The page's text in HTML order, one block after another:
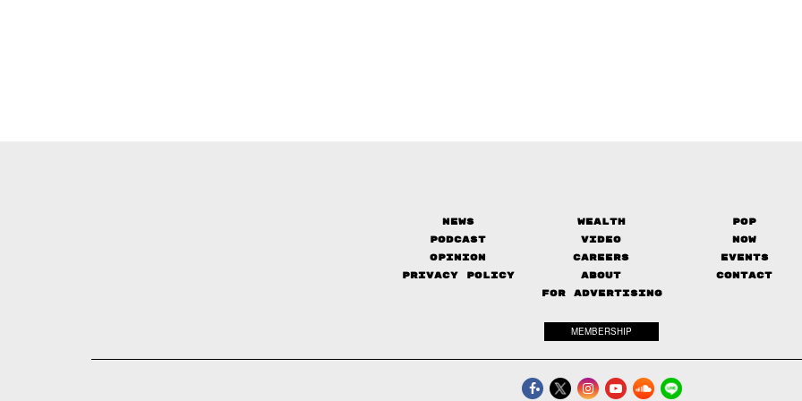
News Wealth
Pop
Podcast
Video
Now
Opinion
Careers
Events
Privacy Policy
About
Contact
FOR ADVERTISING
MEMBERSHIP